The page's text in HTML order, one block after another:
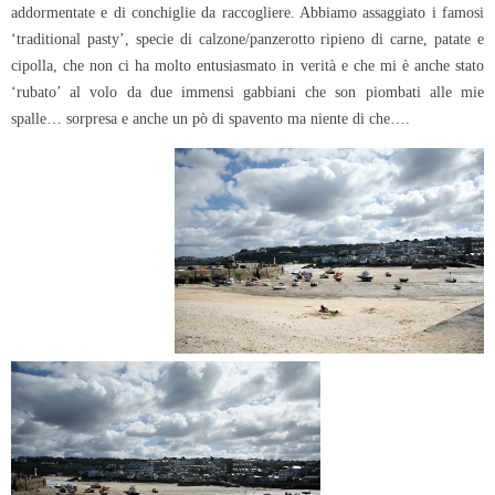
addormentate e di conchiglie da raccogliere. Abbiamo assaggiato i famosi
‘traditional pasty’, specie di calzone/panzerotto ripieno di carne, patate e
cipolla, che non ci ha molto entusiasmato in verità e che mi è anche stato
‘rubato’ al volo da due immensi gabbiani che son piombati alle mie
spalle… sorpresa e anche un pò di spavento ma niente di che….